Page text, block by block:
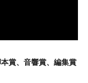
賞、音響賞、編集賞